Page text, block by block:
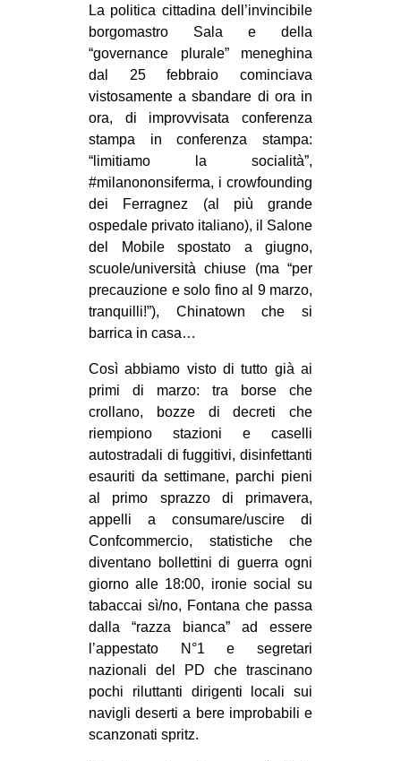
Fb
tw
bsky
ms
SEARCH
La politica cittadina dell’invincibile
borgomastro Sala e della
“governance plurale” meneghina
dal 25 febbraio cominciava
vistosamente a sbandare di ora in
ora, di improvvisata conferenza
stampa in conferenza stampa:
“limitiamo la socialità”,
#milanononsiferma, i crowfounding
dei Ferragnez (al più grande
ospedale privato italiano), il Salone
del Mobile spostato a giugno,
scuole/università chiuse (ma “per
precauzione e solo fino al 9 marzo,
tranquilli!”), Chinatown che si
barrica in casa…
Così abbiamo visto di tutto già ai
primi di marzo: tra borse che
crollano, bozze di decreti che
riempiono stazioni e caselli
autostradali di fuggitivi, disinfettanti
esauriti da settimane, parchi pieni
al primo sprazzo di primavera,
appelli a consumare/uscire di
Confcommercio, statistiche che
diventano bollettini di guerra ogni
giorno alle 18:00, ironie social su
tabaccai sì/no, Fontana che passa
dalla “razza bianca” ad essere
l’appestato N°1 e segretari
nazionali del PD che trascinano
pochi riluttanti dirigenti locali sui
navigli deserti a bere improbabili e
scanzonati spritz.